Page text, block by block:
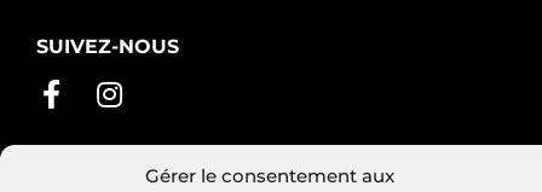
Gérer le consentement aux
SUIVEZ-NOUS